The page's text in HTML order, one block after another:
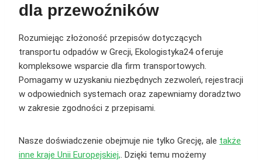
dla przewoźników
Rozumiejąc złożoność przepisów dotyczących
transportu odpadów w Grecji, Ekologistyka24 oferuje
kompleksowe wsparcie dla firm transportowych.
Pomagamy w uzyskaniu niezbędnych zezwoleń, rejestracji
w odpowiednich systemach oraz zapewniamy doradztwo
w zakresie zgodności z przepisami.
Nasze doświadczenie obejmuje nie tylko Grecję, ale także
inne kraje Unii Europejskiej,. Dzięki temu możemy